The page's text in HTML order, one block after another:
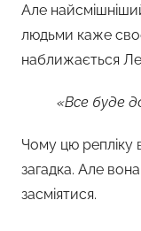
Але
людьми каже
наближається
«Все буде
Чому цю репліку
загадка. Але
засміятися.